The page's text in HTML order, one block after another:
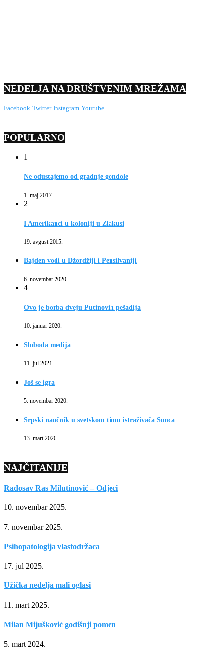
NEDELJA NA DRUŠTVENIM MREŽAMA
Facebook Twitter Instagram Youtube
POPULARNO
1
Ne odustajemo od gradnje gondole
1. maj 2017.
2
I Amerikanci u koloniji u Zlakusi
19. avgust 2015.
Bajden vodi u Džordžiji i Pensilvaniji
6. novembar 2020.
4
Ovo je borba dveju Putinovih pešadija
10. januar 2020.
Sloboda medija
11. jul 2021.
Još se igra
5. novembar 2020.
Srpski naučnik u svetskom timu istraživača Sunca
13. mart 2020.
NAJČITANIJE
Radosav Ras Milutinović – Odjeci
10. novembar 2025.
7. novembar 2025.
Psihopatologija vlastodržaca
17. jul 2025.
Užička nedelja mali oglasi
11. mart 2025.
Milan Mijušković godišnji pomen
5. mart 2024.